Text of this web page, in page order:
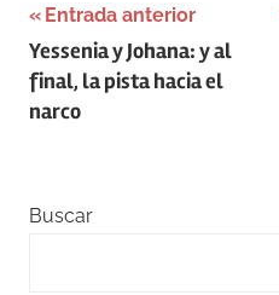
Navegación
de
entradas
Entrada anterior
Yessenia y Johana: y al
final, la pista hacia el
narco
Buscar